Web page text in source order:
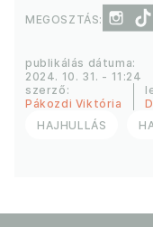
publikálás dátuma:
2024. 10. 31. - 11:24
szerző:
Pákozdi Viktória
HAJHULLÁS
MEGOSZTÁS: